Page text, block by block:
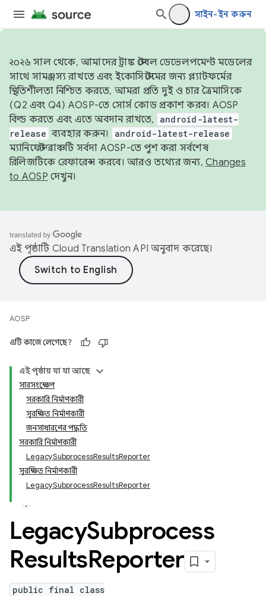
সাইন-ইন করুন
২০২৬ সাল থেকে, আমাদের ট্রাঙ্ক স্টেবল ডেভেলপমেন্ট মডেলের
সাথে সামঞ্জস্য রাখতে এবং ইকোসিস্টেমের জন্য প্ল্যাটফর্মের
স্থিতিশীলতা নিশ্চিত করতে, আমরা প্রতি দুই ও চার ত্রৈমাসিকে
(Q2 এবং Q4) AOSP-তে সোর্স কোড প্রকাশ করব। AOSP
বিল্ড করতে এবং এতে অবদান রাখতে,
android-latest-
release ব্যবহার করুন। android-latest-release
ম্যানিফেস্ট ব্রাঞ্চটি সর্বদা AOSP-তে পুশ করা সর্বশেষ
রিলিজটিকে রেফারেন্স করবে। আরও তথ্যের জন্য, Changes
to AOSP দেখুন।
এই পৃষ্ঠাটি Cloud Translation API অনুবাদ করেছে।
AOSP
এটি কাজে লেগেছে?
এই পৃষ্ঠায় যা যা আছে
সারসংক্ষেপ
সরকারি নির্মাণকারী
সুরক্ষিত নির্মাণকারী
জনসাধারণের পদ্ধতি
সরকারি নির্মাণকারী
LegacySubprocessResultsReporter
সুরক্ষিত নির্মাণকারী
LegacySubprocessResultsReporter
LegacySubprocess
ResultsReporter
public final class